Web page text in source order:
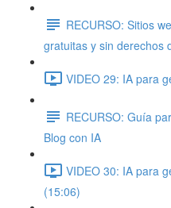
RECURSO: Sitios
gratuitas y sin derechos
VIDEO 29: IA para
RECURSO: Guía
Blog con IA
VIDEO 30: IA para
(15:06)